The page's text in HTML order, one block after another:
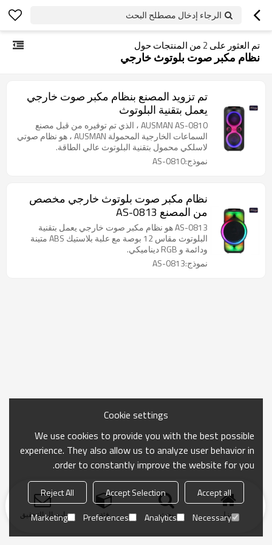
الرجاء إدخال مصطلح البحث
تم العثور على 2 من المنتجات حول
نظام مكبر صوت بلوتوث خارجي
تم تزويد المصنع بنظام مكبر صوت خارجي
يعمل بتقنية البلوتوث
AUSMAN AS-0810 ، الذي تم توفيره من قبل مصنع
السماعات الخارجية المحمولة AUSMAN ، هو نظام صوتي
لاسلكي محمول بتقنية البلوتوث عالي الطاقة.
نموذج:AS-0810
نظام مكبر صوت بلوتوث خارجي مخصص
من المصنع AS-0813
AS-0813 هو نظام مكبر صوت خارجي يعمل بتقنية
البلوتوث مقاس 12 بوصة مع علبة بلاستيك ABS متينة
ودائمة و RGB ديناميكي.
نموذج:AS-0813
منزل بحث فئة ارسال التحقيق
Cookie settings
We use cookies to provide you with the best possible
experience. They also allow us to analyze user behavior in
order to constantly improve the website for you.
Accept all
Accept Selection
Reject All
Necessary
Analytics
Preferences
Marketing